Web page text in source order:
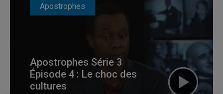
Apostrophes
Apostrophes Série 3
Épisode 4 : Le choc des
cultures